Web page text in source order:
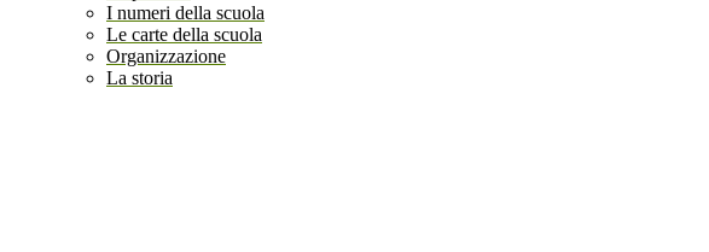
I numeri della scuola
Le carte della scuola
Organizzazione
La storia